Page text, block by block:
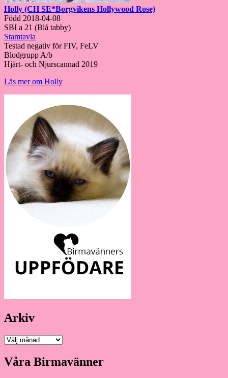
Holly (CH SE*Borgvikens Hollywood Rose)
Född 2018-04-08
SBI a 21 (Blå tabby)
Stamtavla
Testad negativ för FIV, FeLV
Blodgrupp A/b
Hjärt- och Njurscannad 2019
Läs mer om Holly
Arkiv
Arkiv
Våra Birmavänner